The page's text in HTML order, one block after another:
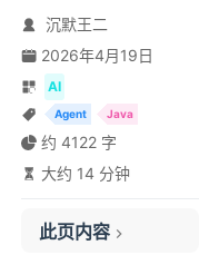
沉默王二
2026年4月19日
AI
Agent Java
约 4122 字
大约 14 分钟
此页内容
02、任务建模
为什么需要任务建模
Task 类设计
任务的生命周期
依赖关系